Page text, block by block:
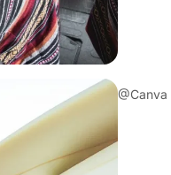
@Canva